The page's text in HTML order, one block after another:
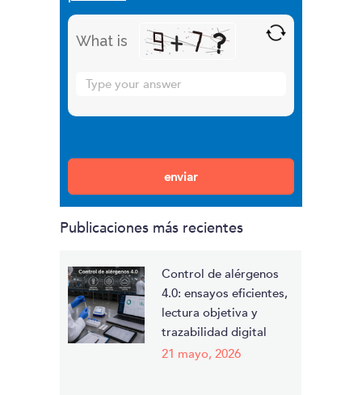
What is
Solve
the
image
continue.
Publicaciones más recientes
Control de alérgenos
4.0: ensayos eficientes,
lectura objetiva y
trazabilidad digital
21 mayo, 2026